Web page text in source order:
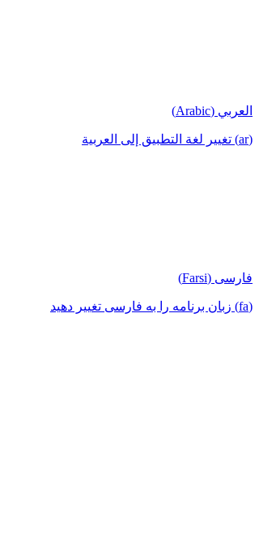
العربي (Arabic)
(ar) تغيير لغة التطبيق إلى العربية
فارسی (Farsi)
(fa) زبان برنامه را به فارسی تغییر دهید